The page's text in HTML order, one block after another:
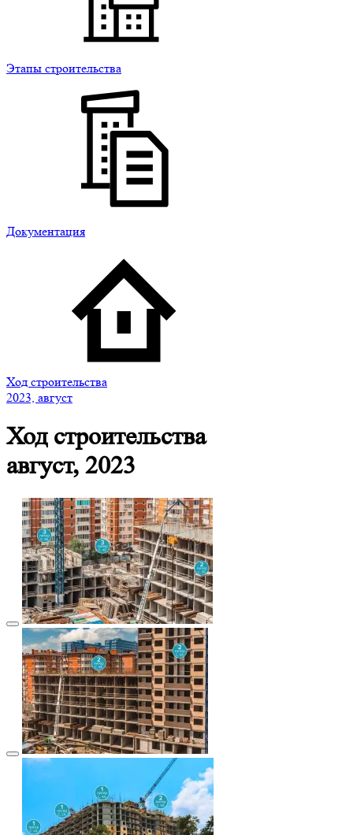
Этапы строительства
Документация
Ход строительства
2023, август
Ход строительства
август, 2023